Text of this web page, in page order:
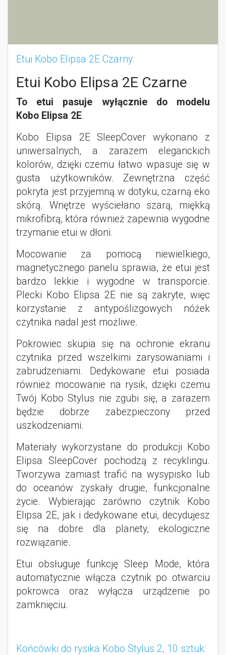
Etui Kobo Elipsa 2E Czarny:
Etui Kobo Elipsa 2E Czarne
To etui pasuje wyłącznie do modelu
Kobo Elipsa 2E.
Kobo Elipsa 2E SleepCover wykonano z
uniwersalnych, a zarazem eleganckich
kolorów, dzięki czemu łatwo wpasuje się w
gusta użytkowników. Zewnętrzna część
pokryta jest przyjemną w dotyku, czarną eko
skórą. Wnętrze wyściełano szarą, miękką
mikrofibrą, która również zapewnia wygodne
trzymanie etui w dłoni.
Mocowanie za pomocą niewielkiego,
magnetycznego panelu sprawia, że etui jest
bardzo lekkie i wygodne w transporcie.
Plecki Kobo Elipsa 2E nie są zakryte, więc
korzystanie z antypoślizgowych nóżek
czytnika nadal jest możliwe.
Pokrowiec skupia się na ochronie ekranu
czytnika przed wszelkimi zarysowaniami i
zabrudzeniami. Dedykowane etui posiada
również mocowanie na rysik, dzięki czemu
Twój Kobo Stylus nie zgubi się, a zarazem
będzie dobrze zabezpieczony przed
uszkodzeniami.
Materiały wykorzystane do produkcji Kobo
Elipsa SleepCover pochodzą z recyklingu.
Tworzywa zamiast trafić na wysypisko lub
do oceanów zyskały drugie, funkcjonalne
życie. Wybierając zarówno czytnik Kobo
Elipsa 2E, jak i dedykowane etui, decydujesz
się na dobre dla planety, ekologiczne
rozwiązanie.
Etui obsługuje funkcję Sleep Mode, która
automatycznie włącza czytnik po otwarciu
pokrowca oraz wyłącza urządzenie po
zamknięciu.
Końcówki do rysika Kobo Stylus 2, 10 sztuk: